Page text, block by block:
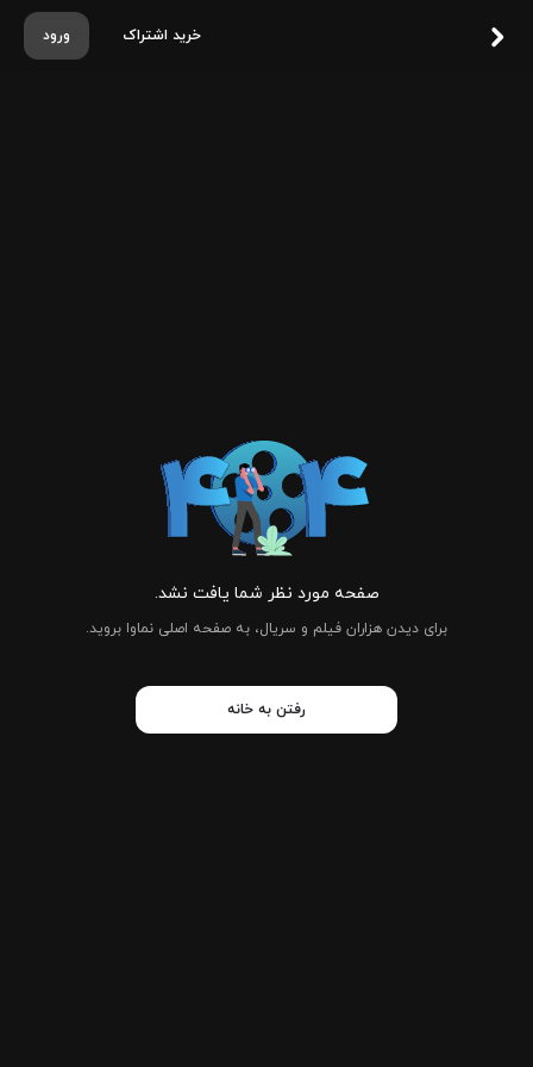
ورود خرید اشتراک
صفحه مورد نظر شما یافت نشد.
برای دیدن هزاران فیلم و سریال، به صفحه اصلی نماوا بروید.
رفتن به خانه